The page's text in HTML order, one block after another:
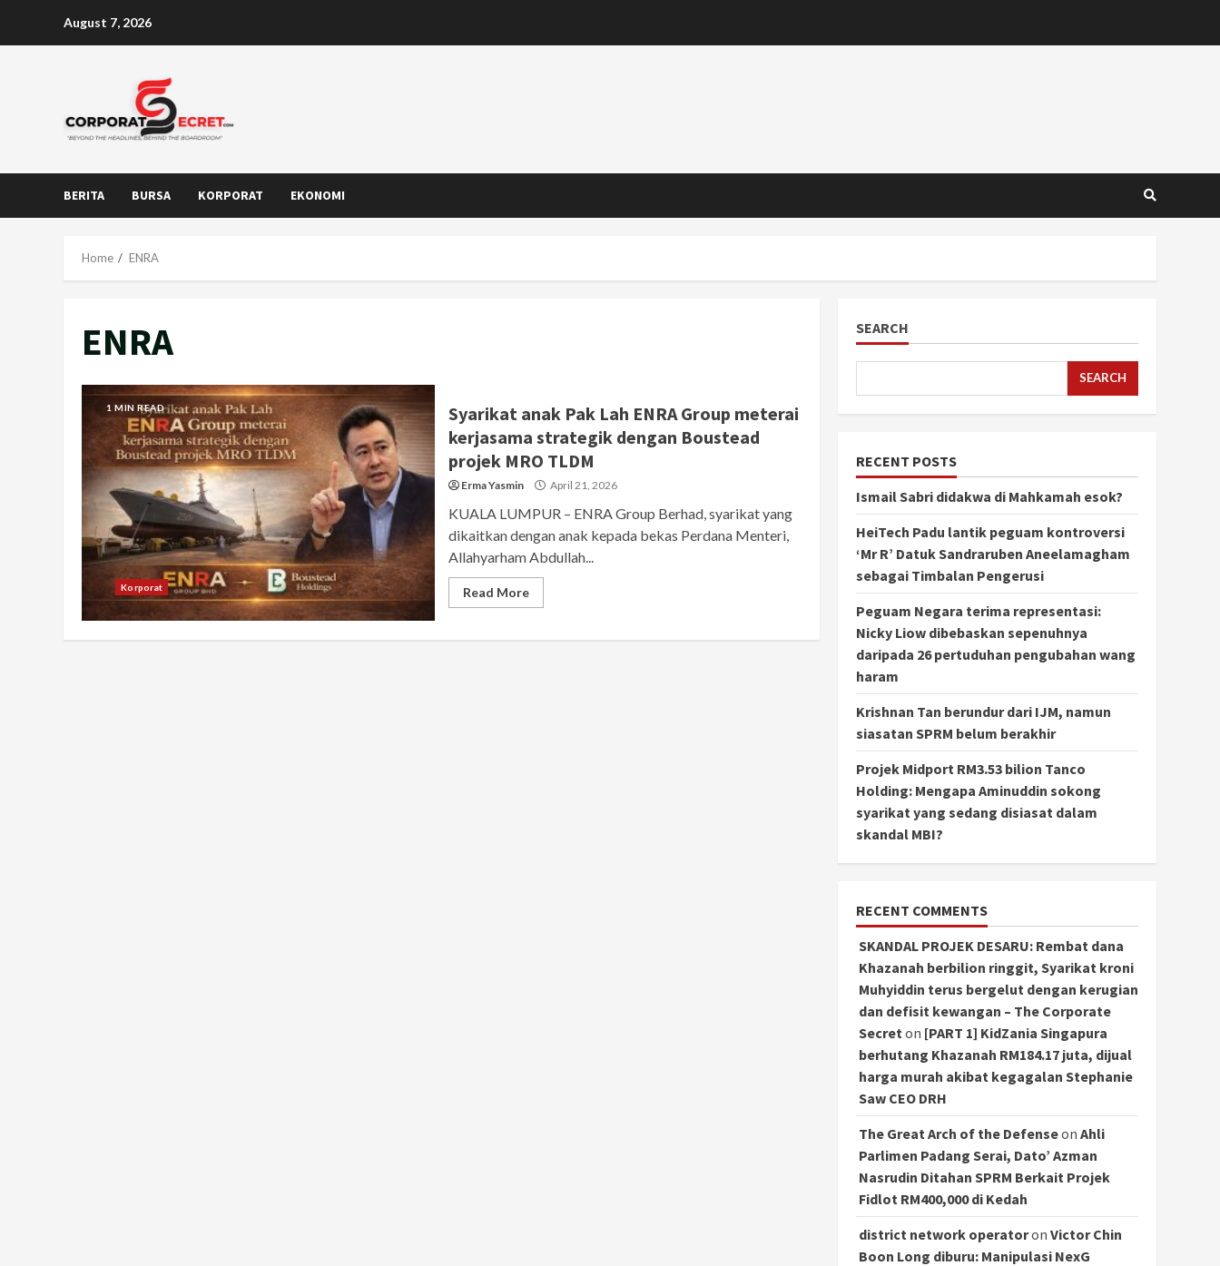
August 7, 2026
BERITA BURSA KORPORAT EKONOMI
Home ENRA
ENRA
1 MIN READ
Korporat
Syarikat anak Pak Lah ENRA Group meterai
kerjasama strategik dengan Boustead
projek MRO TLDM
Erma Yasmin April 21, 2026
KUALA LUMPUR – ENRA Group Berhad, syarikat yang
dikaitkan dengan anak kepada bekas Perdana Menteri,
Allahyarham Abdullah...
Read More
SEARCH
SEARCH
RECENT POSTS
Ismail Sabri didakwa di Mahkamah esok?
HeiTech Padu lantik peguam kontroversi
‘Mr R’ Datuk Sandraruben Aneelamagham
sebagai Timbalan Pengerusi
Peguam Negara terima representasi:
Nicky Liow dibebaskan sepenuhnya
daripada 26 pertuduhan pengubahan wang
haram
Krishnan Tan berundur dari IJM, namun
siasatan SPRM belum berakhir
Projek Midport RM3.53 bilion Tanco
Holding: Mengapa Aminuddin sokong
syarikat yang sedang disiasat dalam
skandal MBI?
RECENT COMMENTS
SKANDAL PROJEK DESARU: Rembat dana
Khazanah berbilion ringgit, Syarikat kroni
Muhyiddin terus bergelut dengan kerugian
dan defisit kewangan – The Corporate
Secret on [PART 1] KidZania Singapura
berhutang Khazanah RM184.17 juta, dijual
harga murah akibat kegagalan Stephanie
Saw CEO DRH
The Great Arch of the Defenseon Ahli
Parlimen Padang Serai, Dato’ Azman
Nasrudin Ditahan SPRM Berkait Projek
Fidlot RM400,000 di Kedah
district network operatoron Victor Chin
Boon Long diburu: Manipulasi NexG